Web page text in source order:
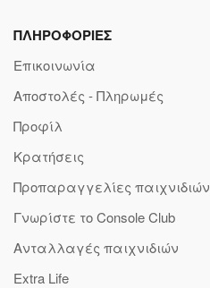
ΠΛΗΡΟΦΟΡΙΕΣ
Επικοινωνία
Αποστολές - Πληρωμές
Προφίλ
Κρατήσεις
Προπαραγγελίες παιχνιδιών
Γνωρίστε το Console Club
Ανταλλαγές παιχνιδιών
Extra Life